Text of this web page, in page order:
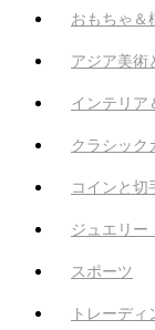
おもちゃ＆
アジア美術
インテリア
クラシック
コインと切
ジュエリー
スポーツ
トレーディ